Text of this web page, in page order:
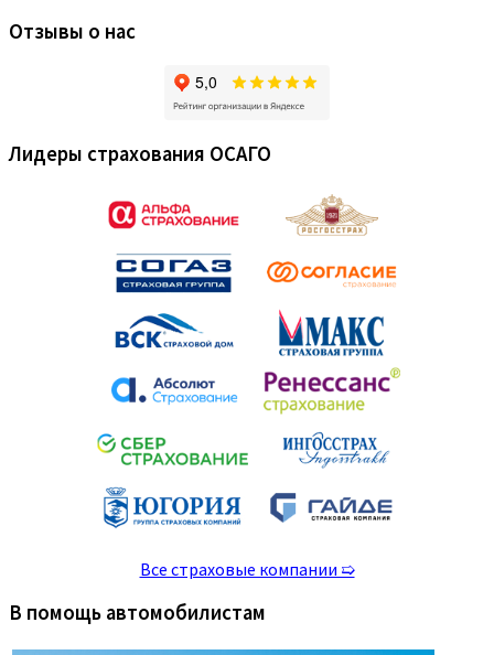
Отзывы о нас
Лидеры страхования ОСАГО
Все страховые компании ➯
В помощь автомобилистам